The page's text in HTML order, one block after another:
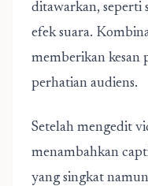
ditawarkan, seperti
efek suara.
memberikan kesan
perhatian audiens.
Setelah mengedit
menambahkan
yang singkat